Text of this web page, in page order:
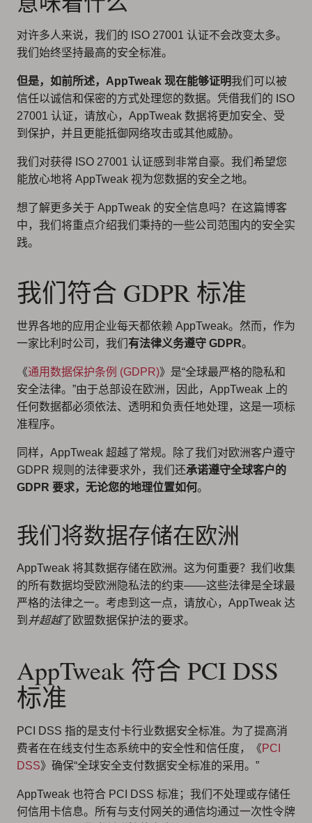
对许多人来说，我们的 ISO 27001 认证不会改变太多。
我们始终坚持最高的安全标准。
但是，如前所述，AppTweak 现在能够证明我们可以被
信任以诚信和保密的方式处理您的数据。凭借我们的 ISO
27001 认证，请放心，AppTweak 数据将更加安全、受
到保护，并且更能抵御网络攻击或其他威胁。
我们对获得 ISO 27001 认证感到非常自豪。我们希望您
能放心地将 AppTweak 视为您数据的安全之地。
想了解更多关于 AppTweak 的安全信息吗？在这篇博客
中，我们将重点介绍我们秉持的一些公司范围内的安全实
践。
我们符合 GDPR 标准
世界各地的应用企业每天都依赖 AppTweak。然而，作为
一家比利时公司，我们 有法律义务遵守 GDPR。
《通用数据保护条例 (GDPR)》是“全球最严格的隐私和
安全法律。”由于总部设在欧洲，因此，AppTweak 上的
任何数据都必须依法、透明和负责任地处理，这是一项标
准程序。
同样，AppTweak 超越了常规。除了我们对欧洲客户遵守
GDPR 规则的法律要求外，我们还承诺遵守全球客户的
GDPR 要求，无论您的地理位置如何。
我们将数据存储在欧洲
AppTweak 将其数据存储在欧洲。这为何重要？我们收集
的所有数据均受欧洲隐私法的约束——这些法律是全球最
严格的法律之一。考虑到这一点，请放心，AppTweak 达
到 并超越了欧盟数据保护法的要求。
AppTweak 符合 PCI DSS
标准
PCI DSS 指的是支付卡行业数据安全标准。为了提高消
费者在在线支付生态系统中的安全性和信任度，《PCI
DSS》确保“全球安全支付数据安全标准的采用。”
AppTweak 也符合 PCI DSS 标准；我们不处理或存储任
何信用卡信息。所有与支付网关的通信均通过一次性令牌